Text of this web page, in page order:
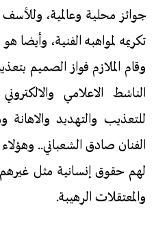
جوائز محلية وعالمية،
تكريمه لمواهبه الفنية،
وقام الملازم فواز الصميم
الناشط الاعلامي
للتعذيب والتهديد
الفنان صادق الشعباني..
لهم حقوق إنسانية مثل
والمعتقلات الرهيبة.